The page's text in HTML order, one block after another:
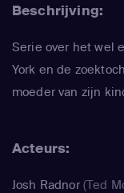
Beschrijving:
Serie over het wel
York en de
moeder van zijn
Acteurs:
Josh Radnor(Ted